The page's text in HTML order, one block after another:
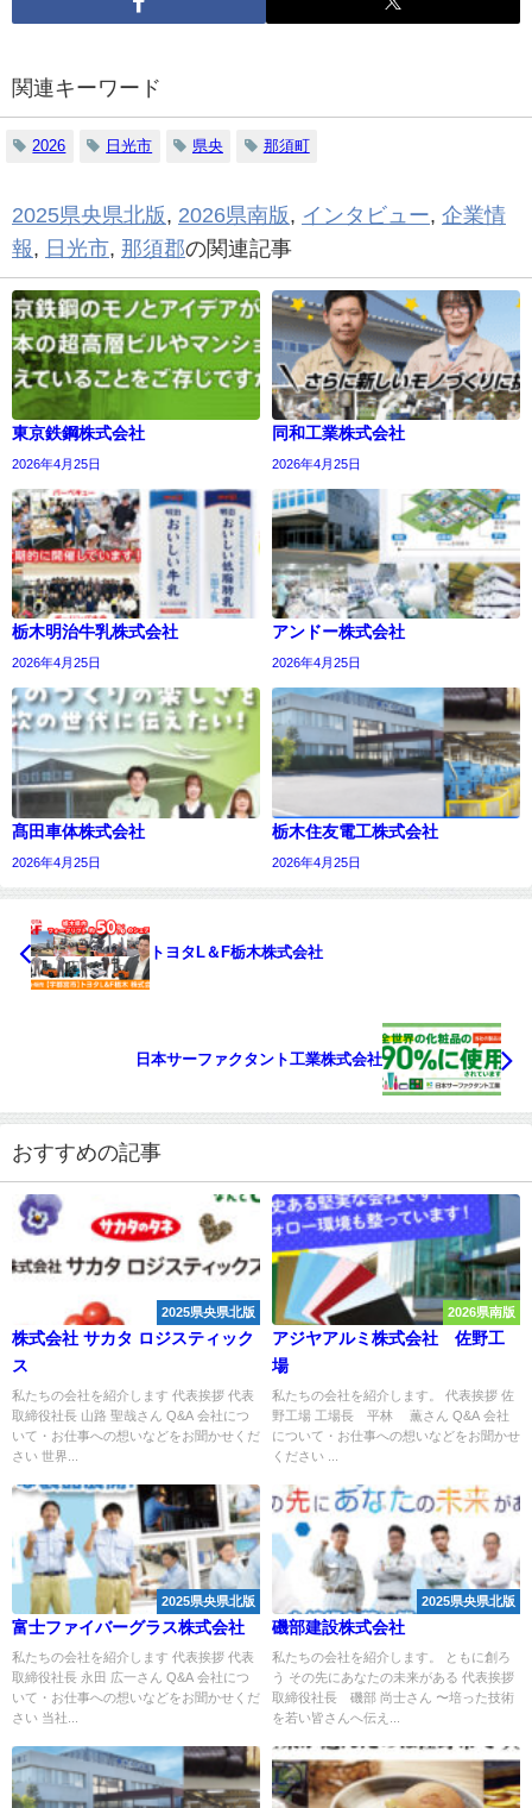
関連キーワード
2026 日光市 県央 那須町
2025県央県北版, 2026県南版, インタビュー, 企業情
報, 日光市, 那須郡の関連記事
東京鉄鋼株式会社
2026年4月25日
同和工業株式会社
2026年4月25日
栃木明治牛乳株式会社
2026年4月25日
アンドー株式会社
2026年4月25日
髙田車体株式会社
2026年4月25日
栃木住友電工株式会社
2026年4月25日
トヨタL＆F栃木株式会社
日本サーファクタント工業株式会社
おすすめの記事
2025県央県北版
株式会社 サカタ ロジスティック
ス
私たちの会社を紹介します 代表挨拶 代表
取締役社長 山路 聖哉さん Q&A 会社につ
いて・お仕事への想いなどをお聞かせくだ
さい 世界...
2026県南版
アジヤアルミ株式会社 佐野工
場
私たちの会社を紹介します。 代表挨拶 佐
野工場 工場長 平林 薫さん Q&A 会社
について・お仕事への想いなどをお聞かせ
ください ...
2025県央県北版
富士ファイバーグラス株式会社
私たちの会社を紹介します 代表挨拶 代表
取締役社長 永田 広一さん Q&A 会社につ
いて・お仕事への想いなどをお聞かせくだ
さい 当社...
2025県央県北版
磯部建設株式会社
私たちの会社を紹介します。 ともに創ろ
う その先にあなたの未来がある 代表挨拶
取締役社長 磯部 尚士さん 〜培った技術
を若い皆さんへ伝え...